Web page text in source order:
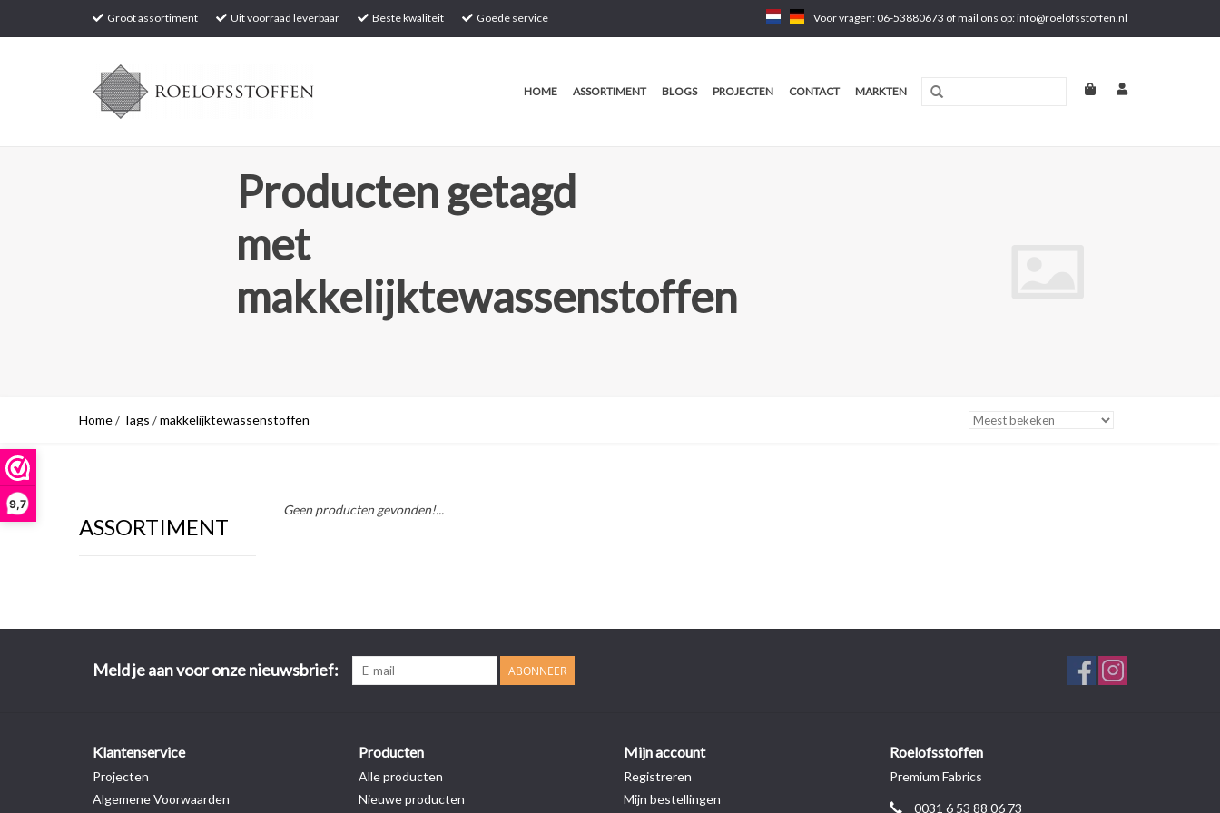
9,7
Groot assortiment Uit voorraad leverbaar Beste kwaliteit Goede service Voor vragen: 06-53880673 of mail ons op:info@roelofsstoffen.nl
HOME ASSORTIMENT BLOGS PROJECTEN CONTACT MARKTEN
Producten getagd
met
makkelijktewassenstoffen
Home/ Tags /makkelijktewassenstoffen
ASSORTIMENT
Geen producten gevonden!...
Meld je aan voor onze nieuwsbrief: ABONNEER
Klantenservice
Projecten
Algemene Voorwaarden
Producten
Alle producten
Nieuwe producten
Mijn account
Registreren
Mijn bestellingen
Roelofsstoffen
Premium Fabrics
0031 6 53 88 06 73